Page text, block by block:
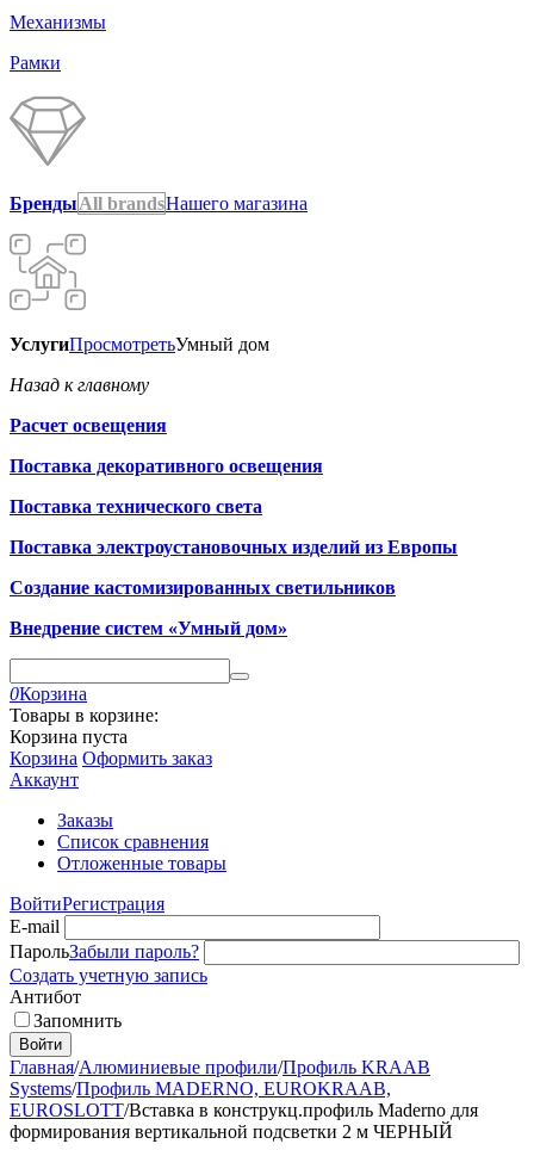
Механизмы
Рамки
БрендыAll brandsНашего магазина
УслугиПросмотретьУмный дом
Назад к главному
Расчет освещения
Поставка декоративного освещения
Поставка технического света
Поставка электроустановочных изделий из Европы
Создание кастомизированных светильников
Внедрение систем «Умный дом»
0Корзина
Товары в корзине:
Корзина пуста
Корзина Оформить заказ
Аккаунт
Заказы
Список сравнения
Отложенные товары
ВойтиРегистрация
E-mail
ПарольЗабыли пароль?
Создать учетную запись
Антибот
Запомнить
Войти
Главная/Алюминиевые профили/Профиль KRAAB
Systems/Профиль MADERNO, EUROKRAAB,
EUROSLOTT/Вставка в конструкц.профиль Maderno для
формирования вертикальной подсветки 2 м ЧЕРНЫЙ